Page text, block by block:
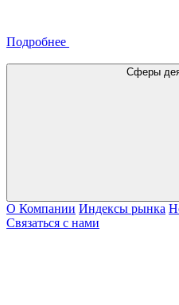
Подробнее
Сферы
О Компании Индексы рынка
Связаться с нами